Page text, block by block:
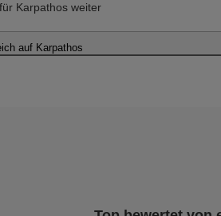
Karpathos weiter
auf Karpathos